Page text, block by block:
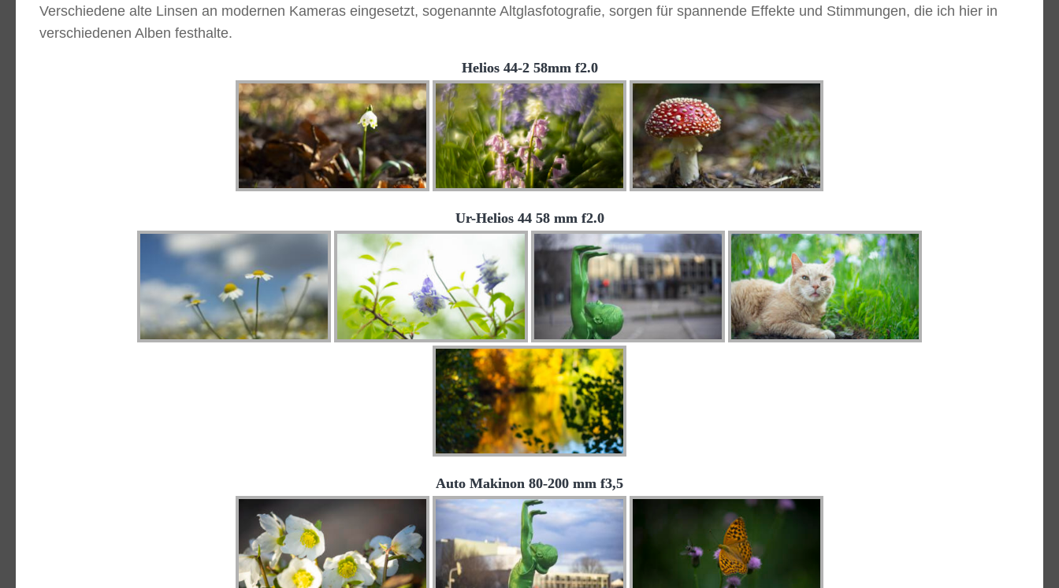
Verschiedene alte Linsen an modernen Kameras eingesetzt, sogenannte Altglasfotografie, sorgen für spannende Effekte und Stimmungen, die ich hier in
verschiedenen Alben festhalte.
Helios 44-2 58mm f2.0
Ur-Helios 44 58 mm f2.0
Auto Makinon 80-200 mm f3,5